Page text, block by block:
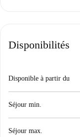
Disponibilités
Disponible à partir du
Séjour min.
Séjour max.